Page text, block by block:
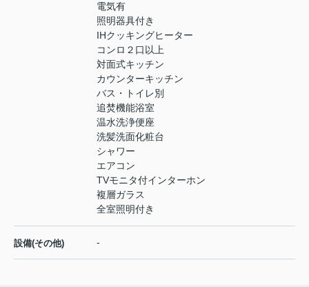
電気有
照明器具付き
IHクッキングヒーター
コンロ２口以上
対面式キッチン
カウンターキッチン
バス・トイレ別
追焚機能浴室
温水洗浄便座
洗髪洗面化粧台
シャワー
エアコン
TVモニタ付インターホン
複層ガラス
全室照明付き
設備(その他) -